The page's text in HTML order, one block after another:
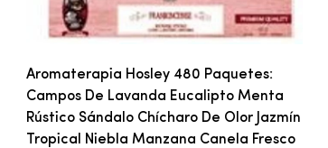
Aromaterapia Hosley 480 Paquetes:
Campos De Lavanda Eucalipto Menta
Rústico Sándalo Chícharo De Olor Jazmín
Tropical Niebla Manzana Canela Fresco